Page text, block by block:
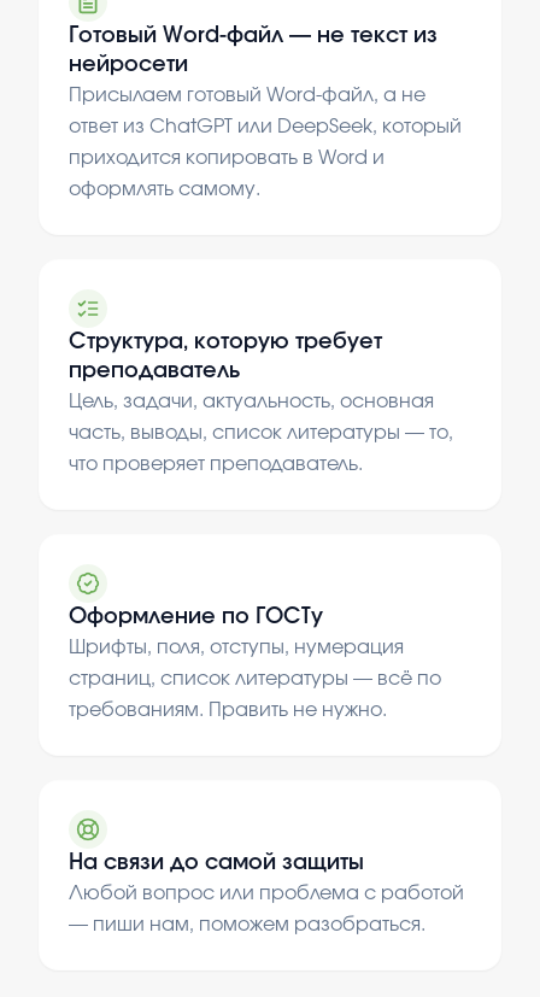
Готовый Word-файл — не текст из
нейросети
Присылаем готовый Word-файл, а не
ответ из ChatGPT или DeepSeek, который
приходится копировать в Word и
оформлять самому.
Структура, которую требует
преподаватель
Цель, задачи, актуальность, основная
часть, выводы, список литературы — то,
что проверяет преподаватель.
Оформление по ГОСТу
Шрифты, поля, отступы, нумерация
страниц, список литературы — всё по
требованиям. Править не нужно.
На связи до самой защиты
Любой вопрос или проблема с работой
— пиши нам, поможем разобраться.